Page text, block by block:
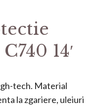
14′
tech. Material
la zgariere, uleiuri